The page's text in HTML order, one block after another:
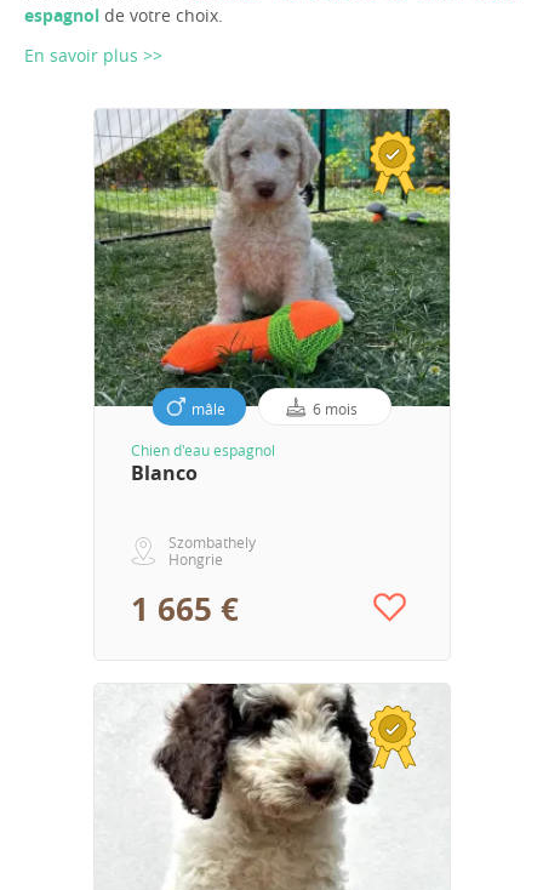
espagnol de votre choix.
En savoir plus >>
mâle 6 mois
Chien d'eau espagnol
Blanco
Szombathely
Hongrie
1 665 €